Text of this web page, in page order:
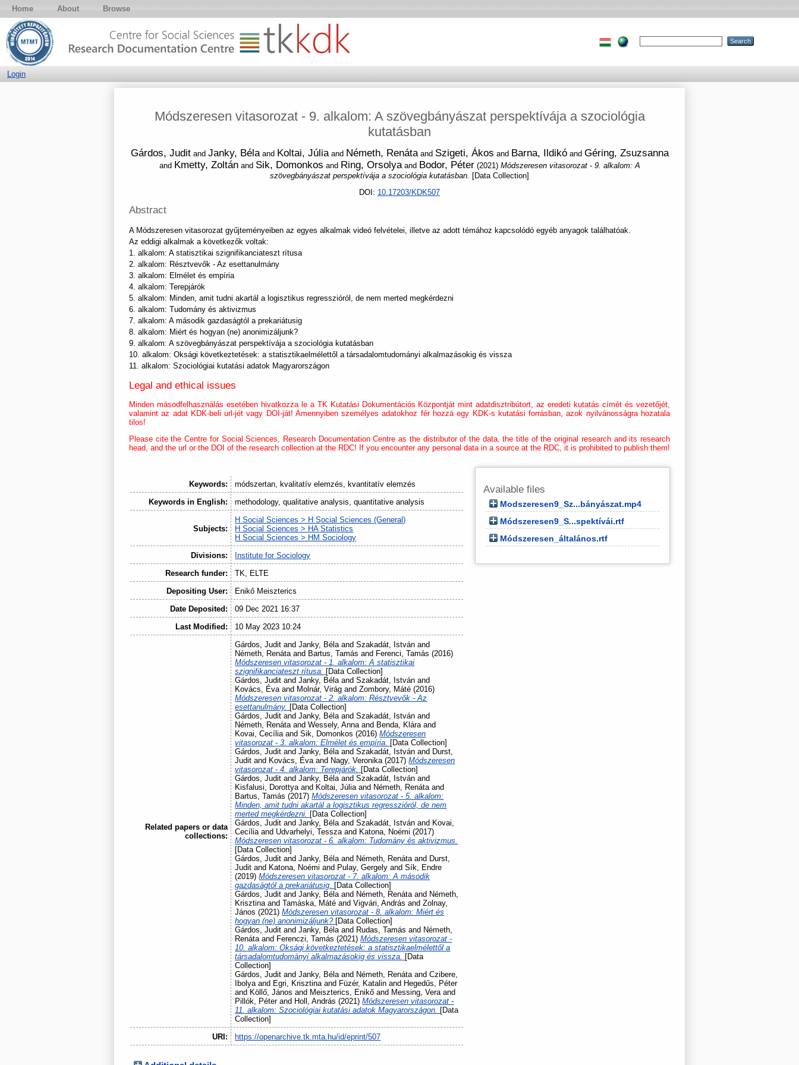
Home About Browse
Login
Módszeresen vitasorozat - 9. alkalom: A szövegbányászat perspektívája a szociológia
kutatásban
Gárdos, Juditand Janky, Bélaand Koltai, Júliaand Németh, Renátaand Szigeti, Ákos and Barna, Ildikóand Géring, Zsuzsanna
and Kmetty, Zoltánand Sik, Domonkos and Ring, Orsolyaand Bodor, Péter(2021) Módszeresen vitasorozat - 9. alkalom: A
szövegbányászat perspektívája a szociológia kutatásban.
[Data Collection]
DOI: 10.17203/KDK507
Abstract
A Módszeresen vitasorozat gyűjteményeiben az egyes alkalmak videó felvételei, illetve az adott témához kapcsolódó egyéb anyagok találhatóak.
Az eddigi alkalmak a következők voltak:
1. alkalom: A statisztikai szignifikanciateszt rítusa
2. alkalom: Résztvevők - Az esettanulmány
3. alkalom: Elmélet és empíria
4. alkalom: Terepjárók
5. alkalom: Minden, amit tudni akartál a logisztikus regresszióról, de nem merted megkérdezni
6. alkalom: Tudomány és aktivizmus
7. alkalom: A második gazdaságtól a prekariátusig
8. alkalom: Miért és hogyan (ne) anonimizáljunk?
9. alkalom: A szövegbányászat perspektívája a szociológia kutatásban
10. alkalom: Oksági következtetések: a statisztikaelmélettől a társadalomtudományi alkalmazásokig és vissza
11. alkalom: Szociológiai kutatási adatok Magyarországon
Legal and ethical issues
Minden másodfelhasználás esetében hivatkozza le a TK Kutatási Dokumentációs Központját mint adatdisztribútort, az eredeti kutatás címét és vezetőjét,
valamint az adat KDK-beli url-jét vagy DOI-ját! Amennyiben személyes adatokhoz fér hozzá egy KDK-s kutatási forrásban, azok nyilvánosságra hozatala
tilos!
Please cite the Centre for Social Sciences, Research Documentation Centre as the distributor of the data, the title of the original research and its research
head, and the url or the DOI of the research collection at the RDC! If you encounter any personal data in a source at the RDC, it is prohibited to publish them!
Keywords:
módszertan, kvalitatív elemzés, kvantitatív elemzés
Keywords in English:
methodology, qualitative analysis, quantitative analysis
Subjects:
H Social Sciences > H Social Sciences (General)
H Social Sciences > HA Statistics
H Social Sciences > HM Sociology
Divisions:
Institute for Sociology
Research funder:
TK, ELTE
Depositing User:
Enikő Meiszterics
Date Deposited:
09 Dec 2021 16:37
Last Modified:
10 May 2023 10:24
Related papers or data
collections:
Gárdos, Judit andJanky, Béla andSzakadát, István and
Németh, Renáta and Bartus, Tamás and Ferenci, Tamás (2016)
Módszeresen vitasorozat - 1. alkalom: A statisztikai
szignifikanciateszt rítusa.
[Data Collection]
Gárdos, Judit andJanky, Béla andSzakadát, István and
Kovács, Éva and Molnár, Virág andZombory, Máté (2016)
Módszeresen vitasorozat - 2. alkalom: Résztvevők - Az
esettanulmány. [Data Collection]
Gárdos, Judit andJanky, Béla andSzakadát, István and
Németh, Renáta andWessely, Anna and Benda, Klára and
Kovai, Cecília andSik, Domonkos (2016)Módszeresen
vitasorozat - 3. alkalom: Elmélet és empíria.
[Data Collection]
Gárdos, Judit andJanky, Béla andSzakadát, István and Durst,
Judit and Kovács, Éva and Nagy, Veronika (2017)Módszeresen
vitasorozat - 4. alkalom: Terepjárók.
[Data Collection]
Gárdos, Judit andJanky, Béla andSzakadát, István and
Kisfalusi, Dorottya and Koltai, Júlia and Németh, Renáta and
Bartus, Tamás (2017)Módszeresen vitasorozat - 5. alkalom:
Minden, amit tudni akartál a logisztikus regresszióról, de nem
merted megkérdezni.
[Data Collection]
Gárdos, Judit andJanky, Béla andSzakadát, István and Kovai,
Cecília and Udvarhelyi, Tessza and Katona, Noémi (2017)
Módszeresen vitasorozat - 6. alkalom: Tudomány és aktivizmus.
[Data Collection]
Gárdos, Judit andJanky, Béla and Németh, Renáta and Durst,
Judit and Katona, Noémi and Pulay, Gergely andSík, Endre
(2019)Módszeresen vitasorozat - 7. alkalom: A második
gazdaságtól a prekariátusig.
[Data Collection]
Gárdos, Judit andJanky, Béla and Németh, Renáta and Németh,
Krisztina andTamáska, Máté andVigvári, András andZolnay,
János (2021)Módszeresen vitasorozat - 8. alkalom: Miért és
hogyan (ne) anonimizáljunk? [Data Collection]
Gárdos, Judit andJanky, Béla and Rudas, Tamás and Németh,
Renáta and Ferenczi, Tamás (2021)Módszeresen vitasorozat -
10. alkalom: Oksági következtetések: a statisztikaelmélettől a
társadalomtudományi alkalmazásokig és vissza.
[Data
Collection]
Gárdos, Judit andJanky, Béla and Németh, Renáta andCzibere,
Ibolya and Egri, Krisztina and Füzér, Katalin and Hegedűs, Péter
and Köllő, János and Meiszterics, Enikő and Messing, Vera and
Pillók, Péterand Holl, András (2021)Módszeresen vitasorozat -
11. alkalom: Szociológiai kutatási adatok Magyarországon.
[Data
Collection]
URI:
https://openarchive.tk.mta.hu/id/eprint/507
Available files
Modszeresen9_Sz...bányászat.mp4
Módszeresen9_S...spektívái.rtf
Módszeresen_általános.rtf